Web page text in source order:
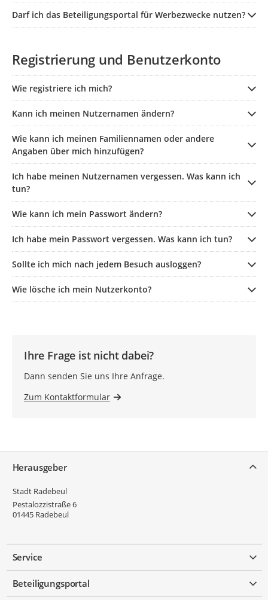
Darf ich das Beteiligungsportal für Werbezwecke nutzen?
Registrierung und Benutzerkonto
Wie registriere ich mich?
Kann ich meinen Nutzernamen ändern?
Wie kann ich meinen Familiennamen oder andere
Angaben über mich hinzufügen?
Ich habe meinen Nutzernamen vergessen. Was kann ich
tun?
Wie kann ich mein Passwort ändern?
Ich habe mein Passwort vergessen. Was kann ich tun?
Sollte ich mich nach jedem Besuch ausloggen?
Wie lösche ich mein Nutzerkonto?
Ihre Frage ist nicht dabei?
Dann senden Sie uns Ihre Anfrage.
Zum Kontaktformular
Herausgeber
Stadt Radebeul
Pestalozzistraße 6
01445 Radebeul
Service
Beteiligungsportal